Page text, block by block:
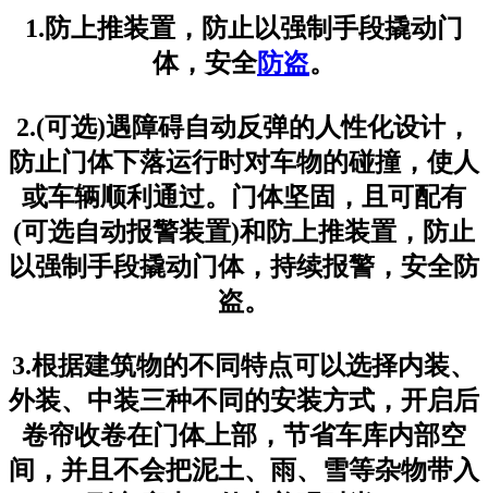
1.防上推装置，防止以强制手段撬动门
体，安全防盗。
2.(可选)遇障碍自动反弹的人性化设计，
防止门体下落运行时对车物的碰撞，使人
或车辆顺利通过。门体坚固，且可配有
(可选自动报警装置)和防上推装置，防止
以强制手段撬动门体，持续报警，安全防
盗。
3.根据建筑物的不同特点可以选择内装、
外装、中装三种不同的安装方式，开启后
卷帘收卷在门体上部，节省车库内部空
间，并且不会把泥土、雨、雪等杂物带入